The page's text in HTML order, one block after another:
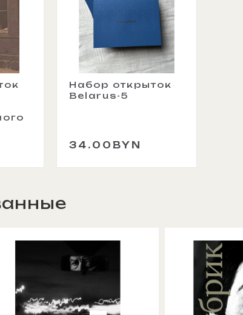
Набор открыток
Belarus-5
34.00BYN